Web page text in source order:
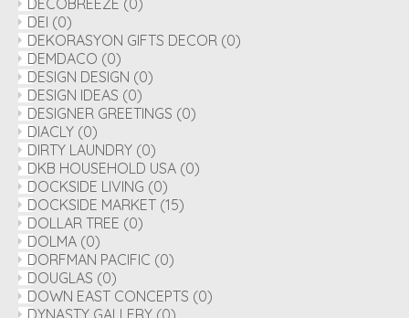
DECOBREEZE (0)
DEI (0)
DEKORASYON GIFTS DECOR (0)
DEMDACO (0)
DESIGN DESIGN (0)
DESIGN IDEAS (0)
DESIGNER GREETINGS (0)
DIACLY (0)
DIRTY LAUNDRY (0)
DKB HOUSEHOLD USA (0)
DOCKSIDE LIVING (0)
DOCKSIDE MARKET (15)
DOLLAR TREE (0)
DOLMA (0)
DORFMAN PACIFIC (0)
DOUGLAS (0)
DOWN EAST CONCEPTS (0)